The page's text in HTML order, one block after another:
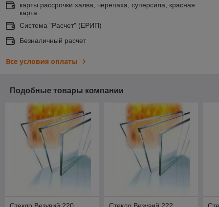
карты рассрочки халва, черепаха, суперсила, красная
карта
Система "Расчет" (ЕРИП)
Безналичный расчет
Все условия оплаты
Подобные товары компании